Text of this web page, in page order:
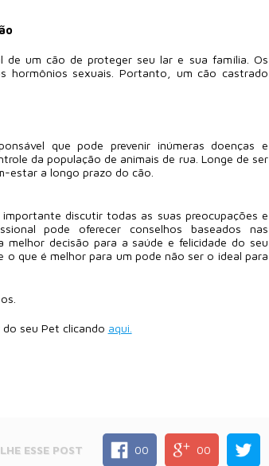
um cão de proteger seu lar e sua família. Os
hormônios sexuais. Portanto, um cão castrado
que pode prevenir inúmeras doenças e
da população de animais de rua. Longe de ser
estar a longo prazo do cão.
discutir todas as suas preocupações e
pode oferecer conselhos baseados nas
decisão para a saúde e felicidade do seu
o que é melhor para um pode não ser o ideal para
seu Pet clicando aqui.
ESSE POST 00 00